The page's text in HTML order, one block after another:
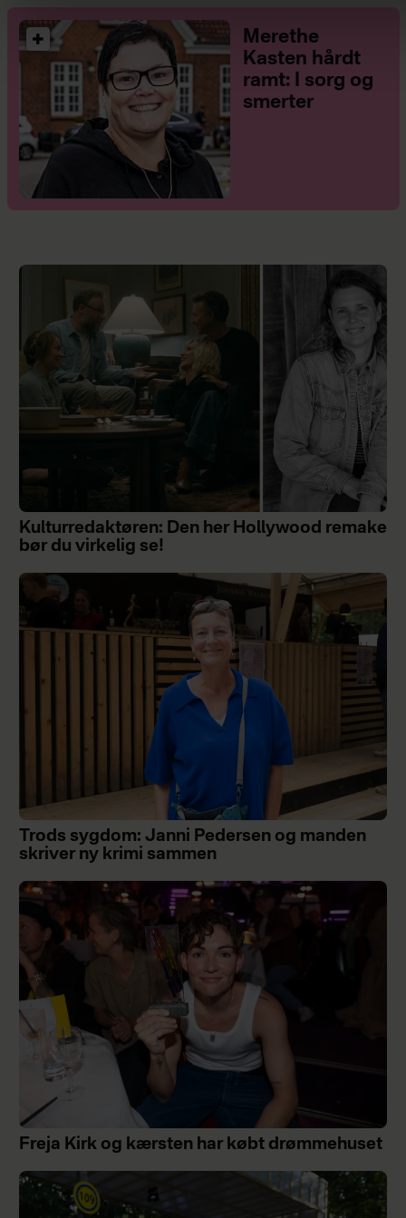
Merethe
Kasten hårdt
ramt: I sorg og
smerter
Kulturredaktøren: Den her Hollywood remake
bør du virkelig se!
Trods sygdom: Janni Pedersen og manden
skriver ny krimi sammen
Freja Kirk og kærsten har købt drømmehuset